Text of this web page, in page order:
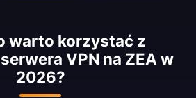
warto korzystać z
VPN na ZEA w
2026?